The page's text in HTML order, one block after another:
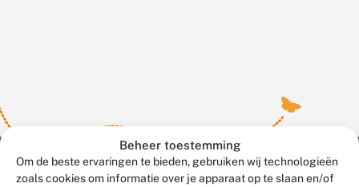
Beheer toestemming
Om de beste ervaringen te bieden, gebruiken wij technologieën
zoals cookies om informatie over je apparaat op te slaan en/of